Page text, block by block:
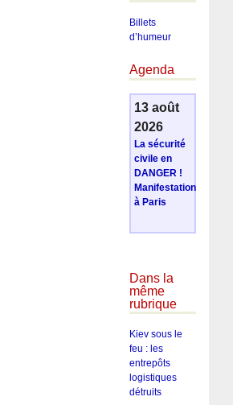
Billets
d’humeur
Agenda
13 août
2026
La sécurité
civile en
DANGER !
Manifestation
à Paris
Dans la
même
rubrique
Kiev sous le
feu : les
entrepôts
logistiques
détruits